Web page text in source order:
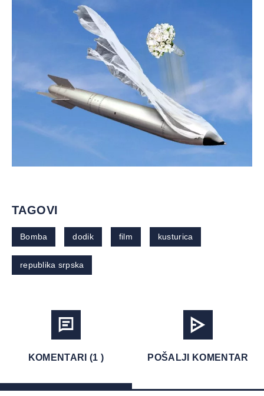
TAGOVI
Bomba dodik film kusturica
republika srpska
KOMENTARI (1 ) POŠALJI KOMENTAR